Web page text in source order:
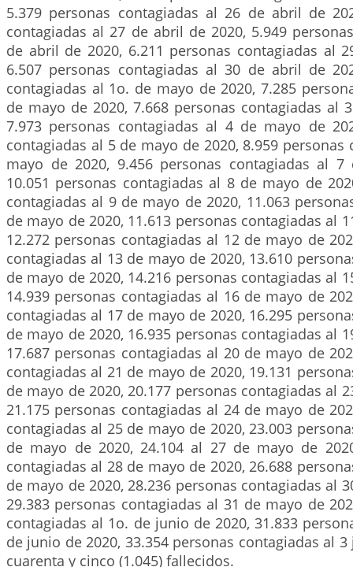
5.379 personas contagiadas al 26 de abril de
contagiadas al 27 de abril de 2020, 5.949
de abril de 2020, 6.211 personas contagiadas al
6.507 personas contagiadas al 30 de abril de
contagiadas al 1o. de mayo de 2020, 7.285
de mayo de 2020, 7.668 personas contagiadas al
7.973 personas contagiadas al 4 de mayo de
contagiadas al 5 de mayo de 2020, 8.959 personas
mayo de 2020, 9.456 personas contagiadas al
10.051 personas contagiadas al 8 de mayo de
contagiadas al 9 de mayo de 2020, 11.063
de mayo de 2020, 11.613 personas contagiadas al
12.272 personas contagiadas al 12 de mayo de
contagiadas al 13 de mayo de 2020, 13.610
de mayo de 2020, 14.216 personas contagiadas al
14.939 personas contagiadas al 16 de mayo de
contagiadas al 17 de mayo de 2020, 16.295
de mayo de 2020, 16.935 personas contagiadas al
17.687 personas contagiadas al 20 de mayo de
contagiadas al 21 de mayo de 2020, 19.131
de mayo de 2020, 20.177 personas contagiadas al
21.175 personas contagiadas al 24 de mayo de
contagiadas al 25 de mayo de 2020, 23.003
de mayo de 2020, 24.104 al 27 de mayo de
contagiadas al 28 de mayo de 2020, 26.688
de mayo de 2020, 28.236 personas contagiadas al
29.383 personas contagiadas al 31 de mayo de
contagiadas al 1o. de junio de 2020, 31.833
de junio de 2020, 33.354 personas contagiadas al
cuarenta y cinco (1.045) fallecidos.